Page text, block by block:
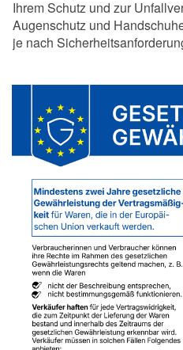
Ihrem Schutz und zur
Augenschutz und
je nach